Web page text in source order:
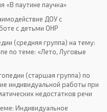
«В паутине паучка»
ДОУ с
с детьми ОНР
(средняя группа) на тему:
по теме: «Лето, Луговые
(старшая группа) по
индивидуальной работы при
недостатков речи
Индивидуальное